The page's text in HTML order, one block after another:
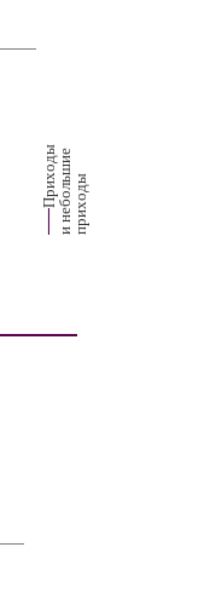
П
р
их
о
д
ы
и
н
е
б
о
ль
ш
ие
п
р
и
х
о
ды